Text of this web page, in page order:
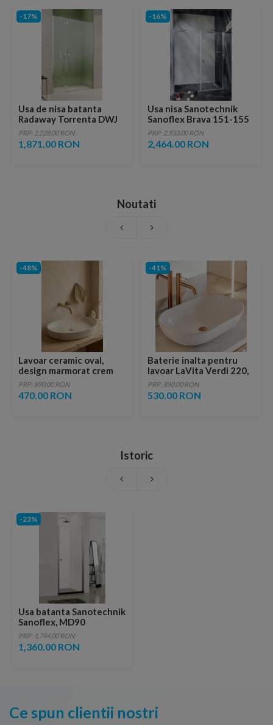
-17%
Usa de nisa batanta
Radaway Torrenta DWJ
90xH195 cm
PRP: 2,228.00 RON
1,871.00 RON
-16%
Usa nisa Sanotechnik
Sanoflex Brava 151-155
MD80+MF80
PRP: 2,933.00 RON
2,464.00 RON
Noutati
-48%
Lavoar ceramic oval,
design marmorat crem
lucios cu vene aurii,
ventil inclus
PRP: 890.00 RON
470.00 RON
-41%
Baterie inalta pentru
lavoar LaVita Verdi 220,
fara ventil, brushed
copper
PRP: 890.00 RON
530.00 RON
Istoric
-23%
Usa batanta Sanotechnik
Sanoflex, MD90
PRP: 1,744.00 RON
1,360.00 RON
Ce spun clientii nostri